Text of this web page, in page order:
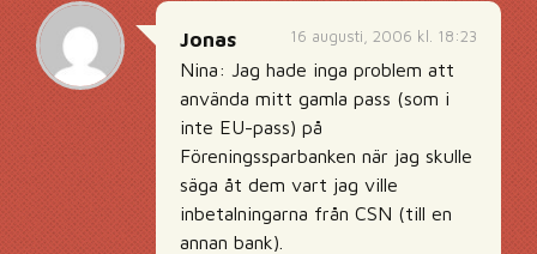
16 augusti, 2006 kl. 18:23
Jonas
Nina: Jag hade inga problem att
använda mitt gamla pass (som i
inte EU-pass) på
Föreningssparbanken när jag skulle
säga åt dem vart jag ville
inbetalningarna från CSN (till en
annan bank).